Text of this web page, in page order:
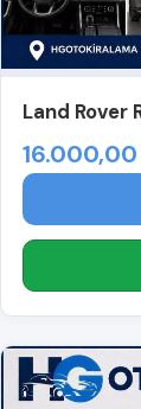
Land Rover